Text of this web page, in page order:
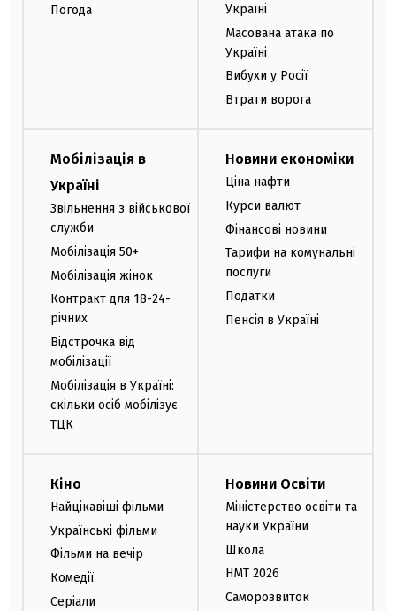
Погода
Україні
Масована атака по
Україні
Вибухи у Росії
Втрати ворога
Мобілізація в
Україні
Звільнення з військової
служби
Мобілізація 50+
Мобілізація жінок
Контракт для 18-24-
річних
Відстрочка від
мобілізації
Мобілізація в Україні:
скільки осіб мобілізує
ТЦК
Новини економіки
Ціна нафти
Курси валют
Фінансові новини
Тарифи на комунальні
послуги
Податки
Пенсія в Україні
Кіно
Найцікавіші фільми
Українські фільми
Фільми на вечір
Комедії
Серіали
Новини Освіти
Міністерство освіти та
науки України
Школа
НМТ 2026
Саморозвиток